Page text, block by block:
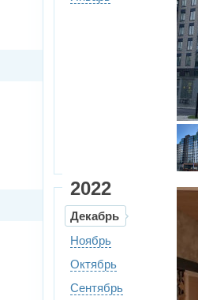
2022
Декабрь
Ноябрь
Октябрь
Сентябрь